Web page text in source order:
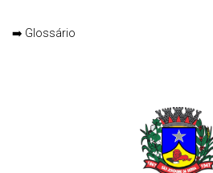
➡️ Glossário